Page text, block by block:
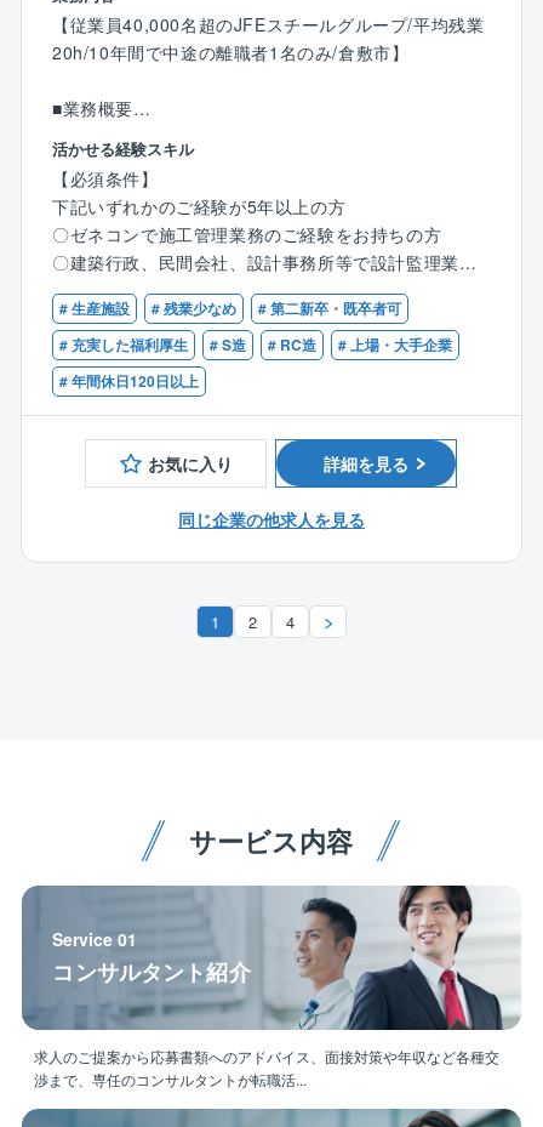
が可能など、WLBも整えていただける環境です！
【働き方】
〇土日祝日休みで年間休日は123日、残業はおおむね2
0~30時間程度です。自身で業務調整を行い、定時に帰
宅することも可能です。
〇時間単位で有休が使える制度や有休を積み立てる制
度、家族の看護休暇が有休と別に付与されているな
ど、家庭と仕事を両立できる制度が多数用意されてい
ます。
【身につくスキル／キャリアステップ】
〇施設管理として力をつけていただいた後には、BM業
務や同社が開発している商業施設やホテルの企画/開発
いキャリアの選択肢があり、長期的なキャリア形成が
可能です。
〇建築／電気／空調／衛生設備など、商業施設の構造
なり、絶対になくならない仕事であり、市場価値が高
い業務であるといえます。
【従業員40,000名超のJFEスチールグループ/平均残業
20h/10年間で中途の離職者1名のみ/倉敷市】
■業務概要
JFEスチール株式会社が運営する各地区製鉄所の建築
建設工事 （建屋、建造物等）について、オーナーであ
るJFEスチールの代行として工事監理業務をご担当頂
きます。
【業務詳細】
〇施主（JFEスチール）側からの要求を整理し、設計
方針や施工方法、 更には工事費用の検討を含めた基本
計画の実施
〇ゼネコン等への 発注計画の策定やスケジュール管理/
設計監理、仕様書作成、 施工計画審査などの着工準備
〇着工後の施工監理業務 等
JFEスチールの案件がメイン。一部、グループ企業案
建築工事担当にて配属いたします。
月45時間の残業が3ヶ月以上続く事を撲滅しています。
繁忙期でも多い人で40時間程度です。有給消化率も高
く、年に13日以上は有給消化をしています。
直近10年で採用した中途採用社員のうち、離職者は1名
のみ！
社員間のコミュニケーションも円滑で、長く働きやす
い職場環境です。
◎世界に誇る鉄鋼メーカーグループ
連結従業員40,000名超、資本金2000億円超のJFEスチ
ールグループ。
活かせる経験スキル
【必須条件】
下記いずれかのご経験が5年以上の方
〇ゼネコンで施工管理業務のご経験をお持ちの方
〇建築行政、民間会社、設計事務所等で設計監理業務
のご経験をお持ちの方
【歓迎条件】
〇生産工場やプラントの建築に係る実務経験
〇重量鉄骨造の係る実務経験
○一級建築士をお持ちの方
# 生産施設 # 残業少なめ
# 第二新卒・既卒者可
# 充実した福利厚生
# S造 # RC造
# 上場・大手企業
# 年間休日120日以上
お気に入り 詳細を見る
同じ企業の他求人を見る
1 2 4
サービス内容
Service 01
コンサルタント紹介
求人のご提案から応募書類へのアドバイス、面接対策や年収など各種交
渉まで、専任のコンサルタントが転職活...